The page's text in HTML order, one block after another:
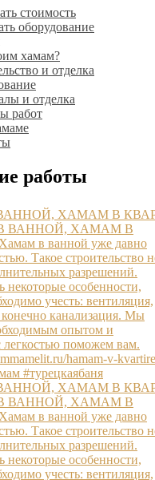
стоимость
оборудование
хамам?
и отделка
и отделка
работ
работы
ХАМАМ В
ХАМАМ В